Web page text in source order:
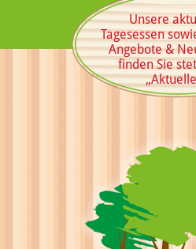
Unsere
Tagesessen
Angebote &
finden Sie